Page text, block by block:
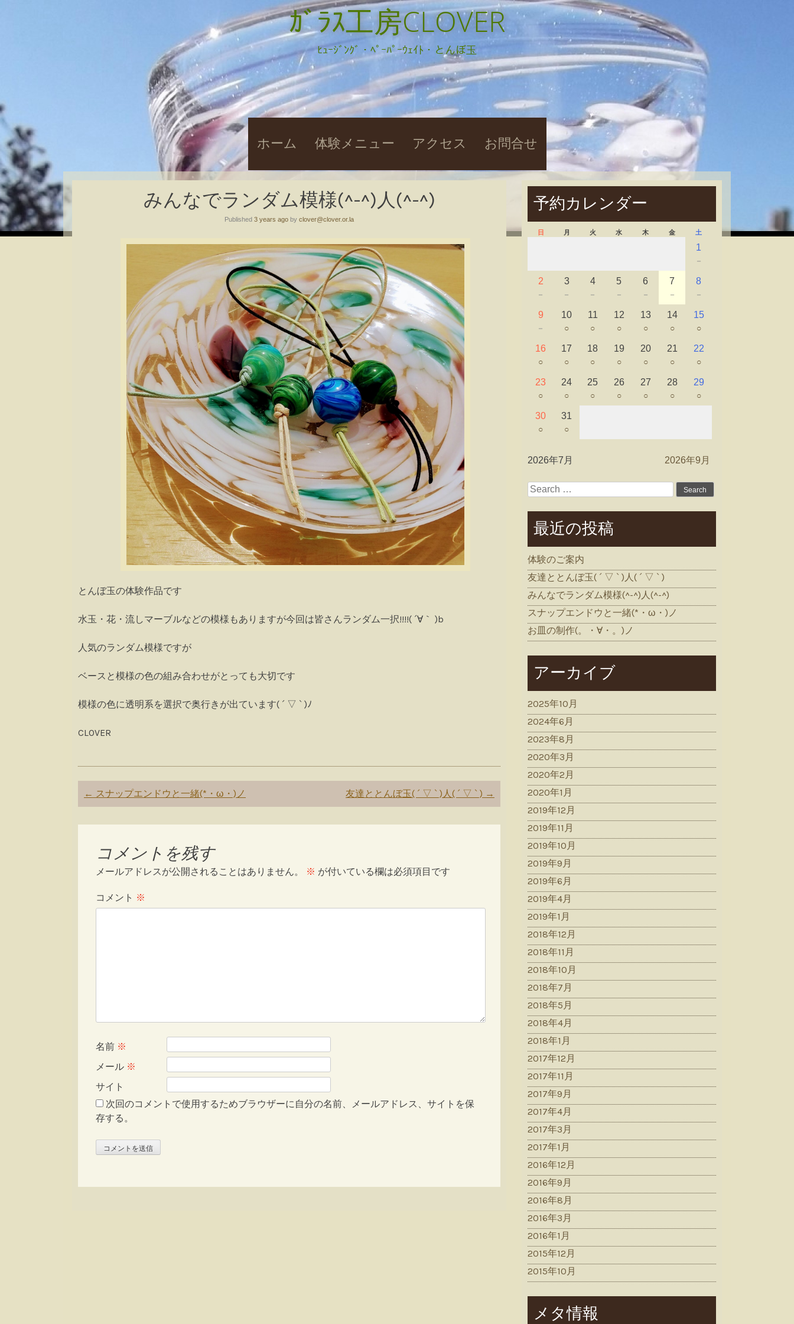
ｶﾞﾗｽ工房CLOVER
ﾋｭｰｼﾞﾝｸﾞ・ﾍﾟｰﾊﾟｰｳｪｲﾄ・とんぼ玉
Skip
ホーム 体験メニュー アクセス お問合せ
みんなでランダム模様(^-^)人(^-^)
Published 3 years ago by clover@clover.or.la
とんぼ玉の体験作品です
水玉・花・流しマーブルなどの模様もありますが今回は皆さんランダム一択!!!!( ´∀｀ )b
人気のランダム模様ですが
ベースと模様の色の組み合わせがとっても大切です
模様の色に透明系を選択で奥行きが出ています( ´ ▽ ` )ﾉ
CLOVER
Post
navigation
← スナップエンドウと一緒(*・ω・)ノ 友達ととんぼ玉( ´ ▽ ` )人( ´ ▽ ` ) →
コメントを残す
メールアドレスが公開されることはありません。 ※ が付いている欄は必須項目です
コメント ※
名前 ※
メール ※
サイト
次回のコメントで使用するためブラウザーに自分の名前、メールアドレス、サイトを保
存する。
予約カレンダー
日 月 火 水 木 金 土
1
－
2
－
3
－
4
－
5
－
6
－
7
－
8
－
9
－
10
○
11
○
12
○
13
○
14
○
15
○
16
○
17
○
18
○
19
○
20
○
21
○
22
○
23
○
24
○
25
○
26
○
27
○
28
○
29
○
30
○
31
○
2026年7月 2026年9月
Search
最近の投稿
体験のご案内
友達ととんぼ玉( ´ ▽ ` )人( ´ ▽ ` )
みんなでランダム模様(^-^)人(^-^)
スナップエンドウと一緒(*・ω・)ノ
お皿の制作(。・∀・。)ノ
アーカイブ
2025年10月
2024年6月
2023年8月
2020年3月
2020年2月
2020年1月
2019年12月
2019年11月
2019年10月
2019年9月
2019年6月
2019年4月
2019年1月
2018年12月
2018年11月
2018年10月
2018年7月
2018年5月
2018年4月
2018年1月
2017年12月
2017年11月
2017年9月
2017年4月
2017年3月
2017年1月
2016年12月
2016年9月
2016年8月
2016年3月
2016年1月
2015年12月
2015年10月
メタ情報